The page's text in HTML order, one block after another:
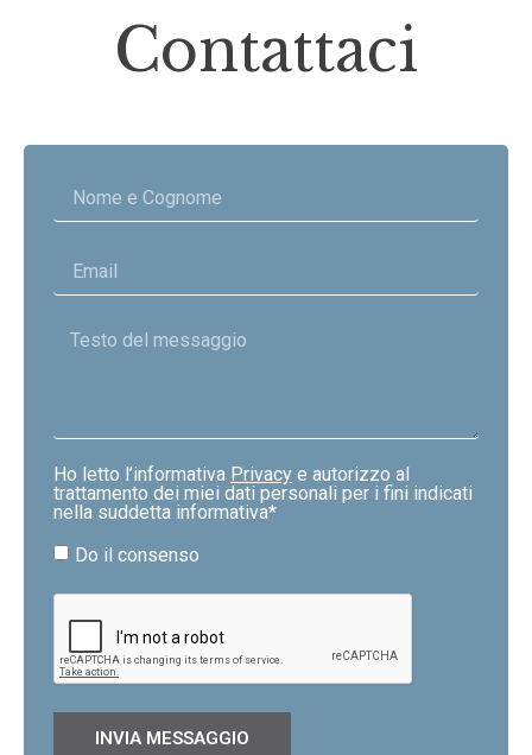
Contattaci
Ho letto l’informativa Privacy e autorizzo al
trattamento dei miei dati personali per i fini indicati
nella suddetta informativa*
Do il consenso
INVIA MESSAGGIO